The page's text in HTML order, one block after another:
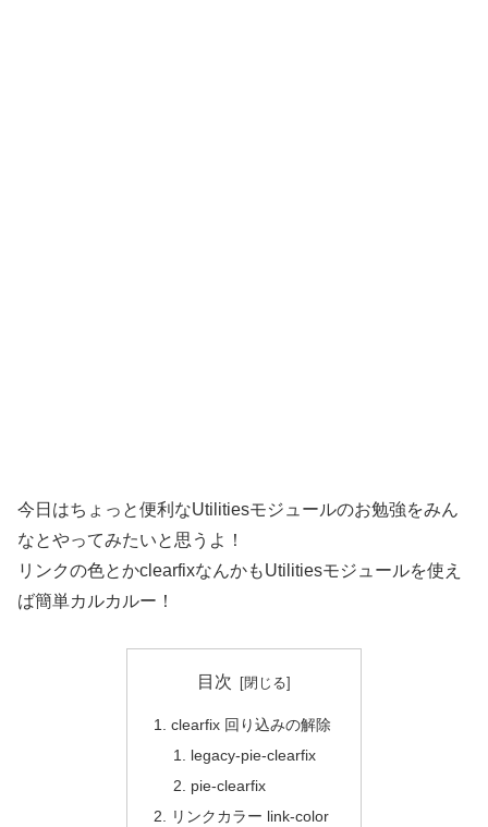
今日はちょっと便利なUtilitiesモジュールのお勉強をみん
なとやってみたいと思うよ！
リンクの色とかclearfixなんかもUtilitiesモジュールを使え
ば簡単カルカルー！
目次
clearfix 回り込みの解除
legacy-pie-clearfix
pie-clearfix
リンクカラー link-color